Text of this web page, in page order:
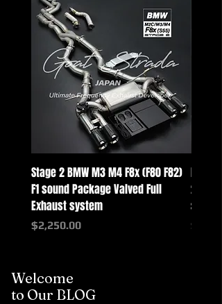
Stage 2 BMW M3 M4 F8x (F80 F82)
F1 sound Package Valved Full
Exhaust system
価格
$2,250.00
2025+
systems
価格
Welcome
to Our BLOG